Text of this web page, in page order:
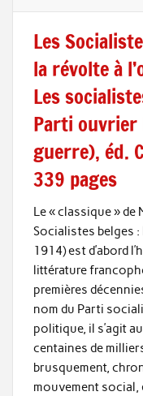
Les
la révolte à
Les
Parti ouvrier
guerre), éd.
339 pages
Le « classique » de
Socialistes belges
1914) est d’abord
littérature
premières
nom du Parti
politique, il s’agit
centaines de
brusquement,
mouvement social,